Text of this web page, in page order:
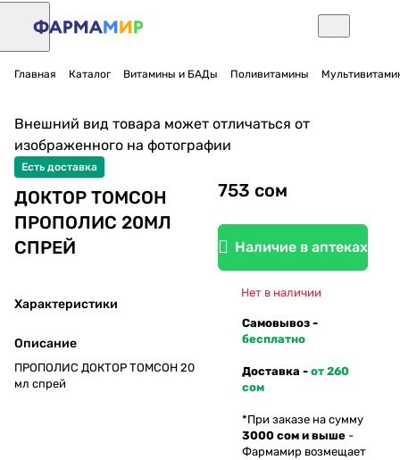
Главная Каталог Витамины и БАДы Поливитамины
Внешний вид товара может отличаться от
изображенного на фотографии
Есть доставка
ДОКТОР ТОМСОН
ПРОПОЛИС 20МЛ
СПРЕЙ
Характеристики
Описание
ПРОПОЛИС ДОКТОР ТОМСОН 20
мл спрей
753 сом
Наличие в аптеках
Нет в наличии
Самовывоз -
бесплатно
Доставка - от 260
сом
*При заказе на сумму
3000 сом и выше -
Фармамир возмещает